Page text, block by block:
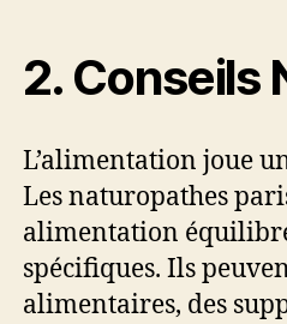
2. Conseils
L’alimentation joue
Les naturopathes
alimentation
spécifiques. Ils
alimentaires, des